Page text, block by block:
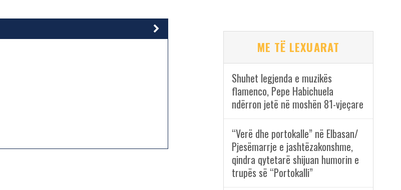
ME TË LEXUARAT
Shuhet legjenda e muzikës
flamenco, Pepe Habichuela
ndërron jetë në moshën 81-vjeçare
“Verë dhe portokalle” në Elbasan/
Pjesëmarrje e jashtëzakonshme,
qindra qytetarë shijuan humorin e
trupës së “Portokalli”